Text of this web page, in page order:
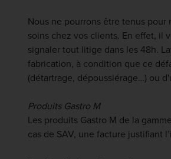
Nous ne pourrons être tenus pour
soins chez vos clients. En effet, il
signaler tout litige dans les 48h.
fabrication, à condition que ce
(détartrage, dépoussiérage…) ou
Produits Gastro M
Les produits Gastro M de la
cas de SAV, une facture justifiant